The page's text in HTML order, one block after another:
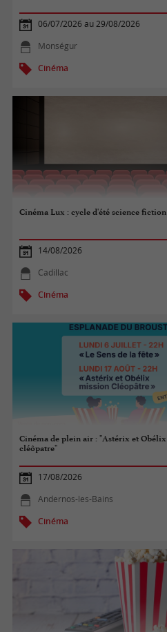
06/07/2026 au 29/08/2026
Monségur
Cinéma
Cinéma Lux : cycle d'été science fiction
14/08/2026
Cadillac
Cinéma
Cinéma de plein air : "Astérix et
cléôpatre"
17/08/2026
Andernos-les-Bains
Cinéma